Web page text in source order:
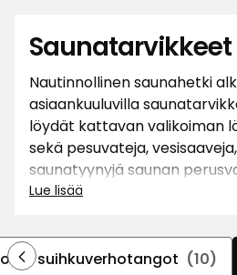
Saunatarvikkeet
Nautinnollinen saunahetki
asiaankuuluvilla
löydät kattavan valikoiman
sekä pesuvateja,
saunatyynyjä saunan
valikoimistamme löytyy
tarkkailuun. Puusaunoihin
tyylikäs pärekori ja
Lue lisää
ja suihkuverhotangot (10)